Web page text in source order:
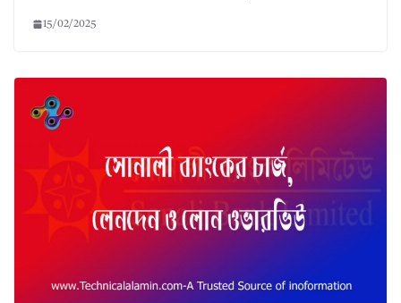
15/02/2025